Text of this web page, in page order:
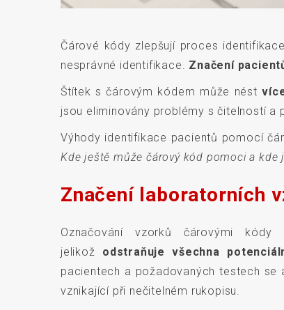
Čárové kódy zlepšují proces
nesprávné identifikace. Značení
Štítek s čárovým kódem může nést
jsou eliminovány problémy s čitelností a
Výhody identifikace pacientů pomocí
Kde ještě může čárový kód pomoci a
Značení laboratorních
Označování vzorků čárovými kódy
jelikož odstraňuje všechna
pacientech a požadovaných testech
vznikající při nečitelném rukopisu.